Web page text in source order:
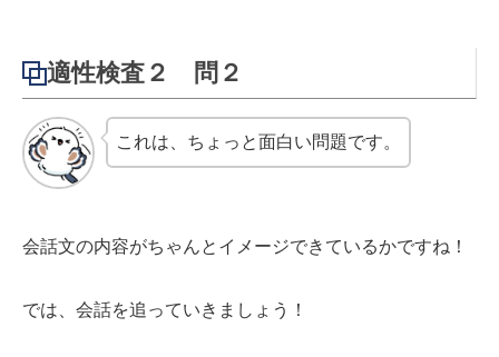
適性検査２ 問２
これは、ちょっと面白い問題です。
会話文の内容がちゃんとイメージできているかですね！
では、会話を追っていきましょう！